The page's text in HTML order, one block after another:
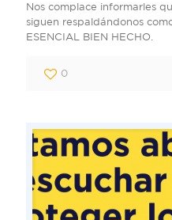
Nos complace informarles
siguen respaldándonos
ESENCIAL BIEN HECHO.
0